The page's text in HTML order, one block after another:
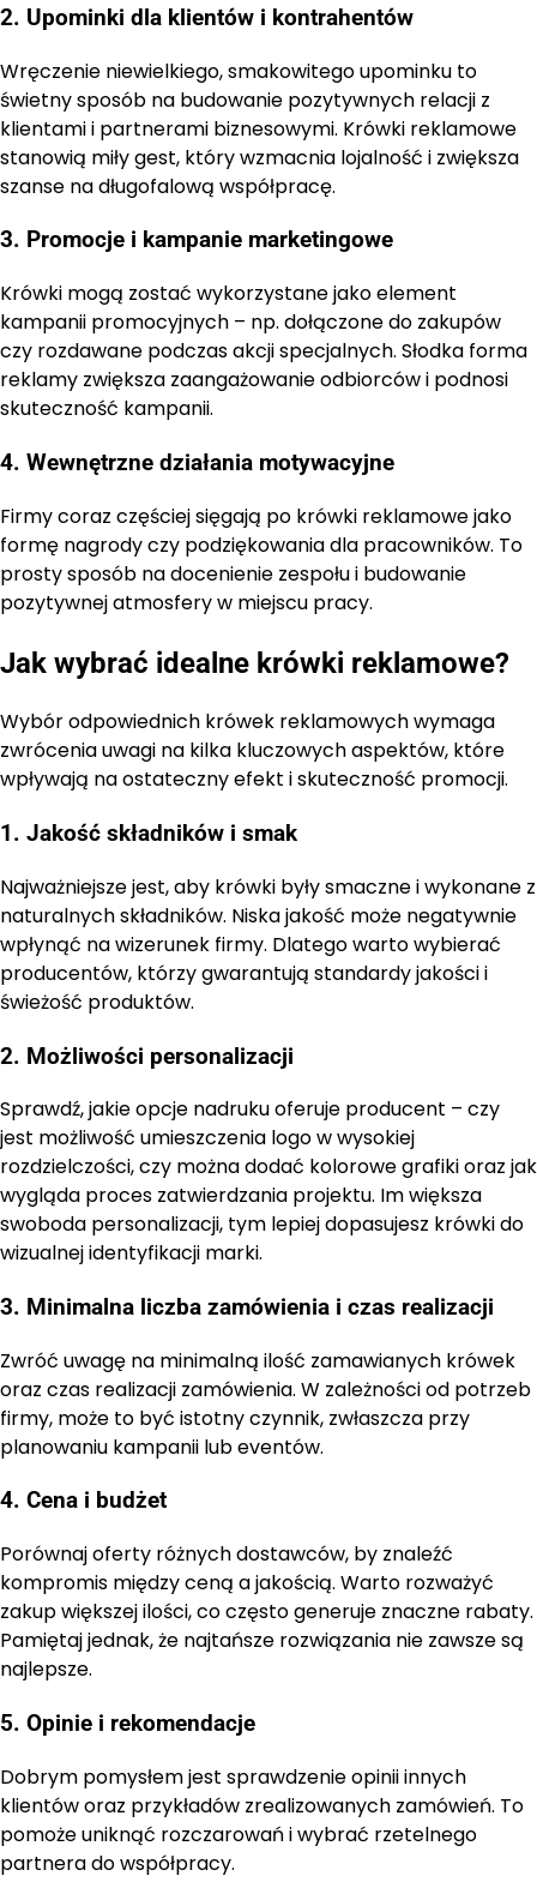
2. Upominki dla klientów i kontrahentów
Wręczenie niewielkiego, smakowitego upominku to
świetny sposób na budowanie pozytywnych relacji z
klientami i partnerami biznesowymi. Krówki reklamowe
stanowią miły gest, który wzmacnia lojalność i zwiększa
szanse na długofalową współpracę.
3. Promocje i kampanie marketingowe
Krówki mogą zostać wykorzystane jako element
kampanii promocyjnych – np. dołączone do zakupów
czy rozdawane podczas akcji specjalnych. Słodka forma
reklamy zwiększa zaangażowanie odbiorców i podnosi
skuteczność kampanii.
4. Wewnętrzne działania motywacyjne
Firmy coraz częściej sięgają po krówki reklamowe jako
formę nagrody czy podziękowania dla pracowników. To
prosty sposób na docenienie zespołu i budowanie
pozytywnej atmosfery w miejscu pracy.
Jak wybrać idealne krówki reklamowe?
Wybór odpowiednich krówek reklamowych wymaga
zwrócenia uwagi na kilka kluczowych aspektów, które
wpływają na ostateczny efekt i skuteczność promocji.
1. Jakość składników i smak
Najważniejsze jest, aby krówki były smaczne i wykonane z
naturalnych składników. Niska jakość może negatywnie
wpłynąć na wizerunek firmy. Dlatego warto wybierać
producentów, którzy gwarantują standardy jakości i
świeżość produktów.
2. Możliwości personalizacji
Sprawdź, jakie opcje nadruku oferuje producent – czy
jest możliwość umieszczenia logo w wysokiej
rozdzielczości, czy można dodać kolorowe grafiki oraz jak
wygląda proces zatwierdzania projektu. Im większa
swoboda personalizacji, tym lepiej dopasujesz krówki do
wizualnej identyfikacji marki.
3. Minimalna liczba zamówienia i czas realizacji
Zwróć uwagę na minimalną ilość zamawianych krówek
oraz czas realizacji zamówienia. W zależności od potrzeb
firmy, może to być istotny czynnik, zwłaszcza przy
planowaniu kampanii lub eventów.
4. Cena i budżet
Porównaj oferty różnych dostawców, by znaleźć
kompromis między ceną a jakością. Warto rozważyć
zakup większej ilości, co często generuje znaczne rabaty.
Pamiętaj jednak, że najtańsze rozwiązania nie zawsze są
najlepsze.
5. Opinie i rekomendacje
Dobrym pomysłem jest sprawdzenie opinii innych
klientów oraz przykładów zrealizowanych zamówień. To
pomoże uniknąć rozczarowań i wybrać rzetelnego
partnera do współpracy.